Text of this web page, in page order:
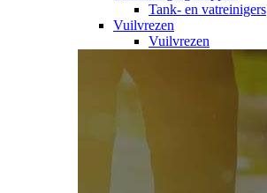
Tank- en vatreinigers
Vuilvrezen
Vuilvrezen